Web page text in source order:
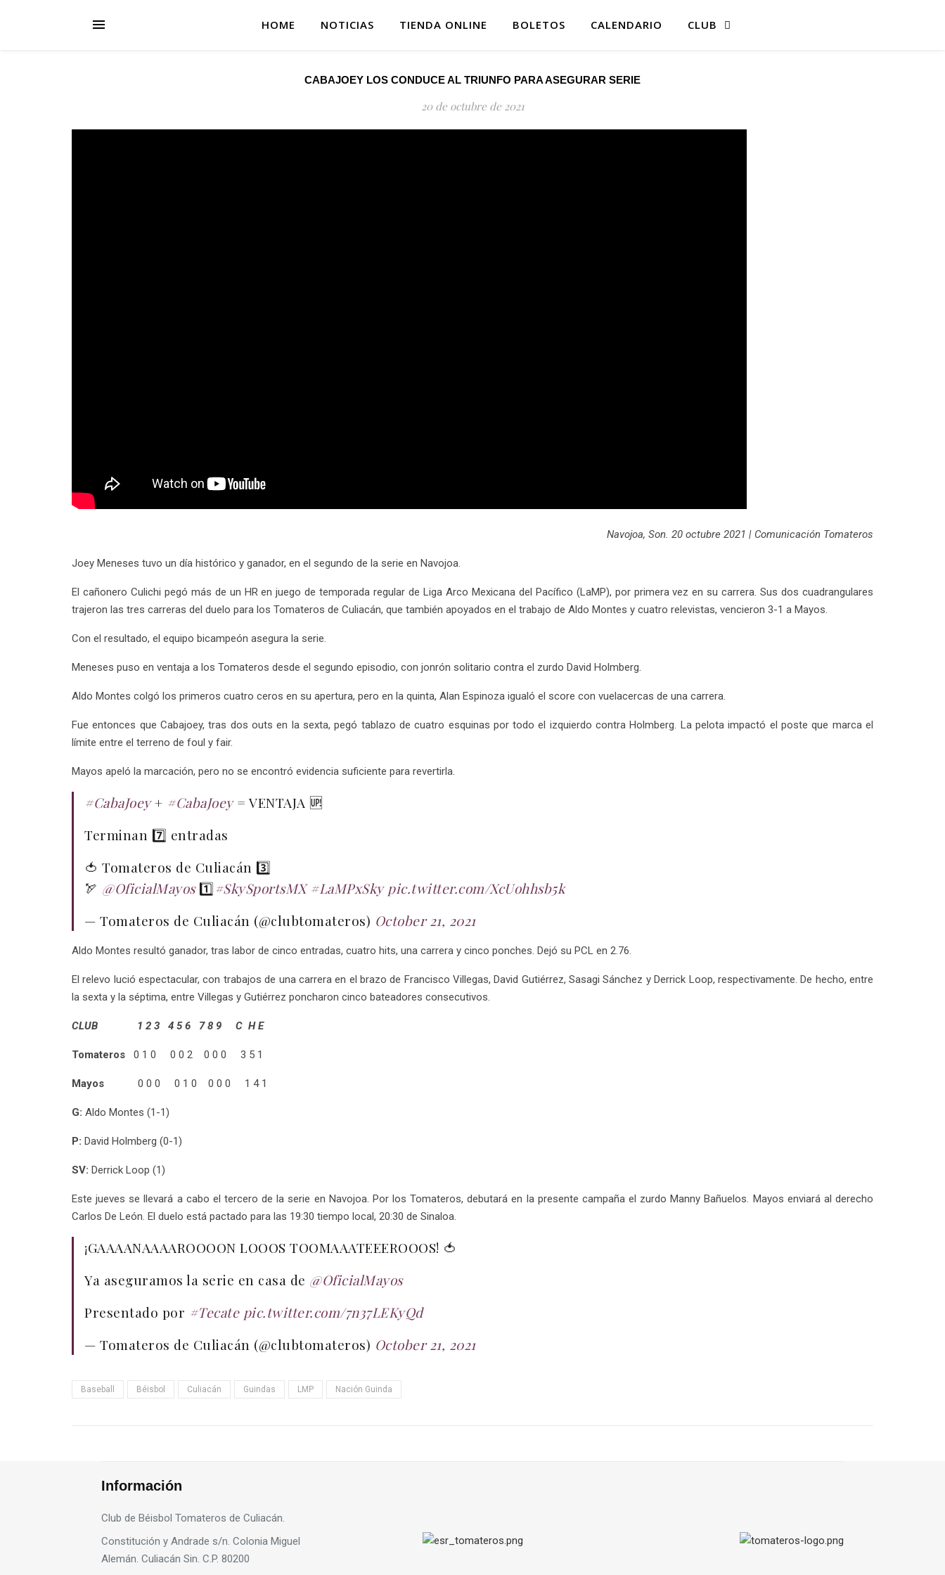
HOME NOTICIAS TIENDA ONLINE BOLETOS CALENDARIO CLUB
CABAJOEY LOS CONDUCE AL TRIUNFO PARA ASEGURAR SERIE
20 de octubre de 2021
Navojoa, Son. 20 octubre 2021 | Comunicación Tomateros
Joey Meneses tuvo un día histórico y ganador, en el segundo de la serie en Navojoa.
El cañonero Culichi pegó más de un HR en juego de temporada regular de Liga Arco Mexicana del Pacífico (LaMP), por primera vez en su carrera. Sus dos cuadrangulares
trajeron las tres carreras del duelo para los Tomateros de Culiacán, que también apoyados en el trabajo de Aldo Montes y cuatro relevistas, vencieron 3-1 a Mayos.
Con el resultado, el equipo bicampeón asegura la serie.
Meneses puso en ventaja a los Tomateros desde el segundo episodio, con jonrón solitario contra el zurdo David Holmberg.
Aldo Montes colgó los primeros cuatro ceros en su apertura, pero en la quinta, Alan Espinoza igualó el score con vuelacercas de una carrera.
Fue entonces que Cabajoey, tras dos outs en la sexta, pegó tablazo de cuatro esquinas por todo el izquierdo contra Holmberg. La pelota impactó el poste que marca el
límite entre el terreno de foul y fair.
Mayos apeló la marcación, pero no se encontró evidencia suficiente para revertirla.
#CabaJoey+ #CabaJoey= VENTAJA 🆙
Terminan 7️⃣ entradas
🍅 Tomateros de Culiacán 3️⃣
🏹 @OficialMayos1️⃣#SkySportsMX #LaMPxSky pic.twitter.com/XcUohhsb5k
— Tomateros de Culiacán (@clubtomateros) October 21, 2021
Aldo Montes resultó ganador, tras labor de cinco entradas, cuatro hits, una carrera y cinco ponches. Dejó su PCL en 2.76.
El relevo lució espectacular, con trabajos de una carrera en el brazo de Francisco Villegas, David Gutiérrez, Sasagi Sánchez y Derrick Loop, respectivamente. De hecho, entre
la sexta y la séptima, entre Villegas y Gutiérrez poncharon cinco bateadores consecutivos.
CLUB 1 2 3 4 5 6 7 8 9 C H E
Tomateros 0 1 0 0 0 2 0 0 0 3 5 1
Mayos 0 0 0 0 1 0 0 0 0 1 4 1
G: Aldo Montes (1-1)
P: David Holmberg (0-1)
SV: Derrick Loop (1)
Este jueves se llevará a cabo el tercero de la serie en Navojoa. Por los Tomateros, debutará en la presente campaña el zurdo Manny Bañuelos. Mayos enviará al derecho
Carlos De León. El duelo está pactado para las 19:30 tiempo local, 20:30 de Sinaloa.
¡GAAAANAAAAROOOON LOOOS TOOMAAATEEEROOOS! 🍅
Ya aseguramos la serie en casa de @OficialMayos
Presentado por #Tecate pic.twitter.com/7n37LEKyQd
— Tomateros de Culiacán (@clubtomateros) October 21, 2021
Baseball Béisbol Culiacán Guindas LMP Nación Guinda
Información
Club de Béisbol Tomateros de Culiacán.
Constitución y Andrade s/n. Colonia Miguel
Alemán. Culiacán Sin. C.P. 80200